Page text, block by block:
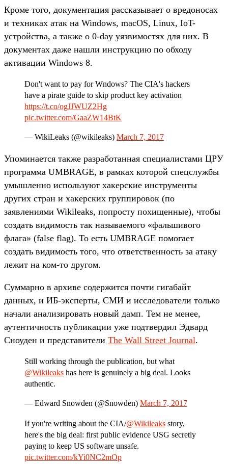
Кроме того, документация рассказывает о вредоносах
и техниках атак на Windows, macOS, Linux, IoT-
устройства, а также о 0-day уязвимостях для них. В
документах даже нашли инструкцию по обходу
активации Windows 8.
Don't want to pay for Wndows? The CIA's hackers
have a pirate guide to skip product key activation
https://t.co/ogJJWUZ2Hg
pic.twitter.com/GaaZW14BtK
— WikiLeaks (@wikileaks) March 7, 2017
Упоминается также разработанная специалистами ЦРУ
программа UMBRAGE, в рамках которой спецслужбы
умышленно используют хакерские инструменты
других стран и хакерских группировок (по
заявлениями Wikileaks, попросту похищенные), чтобы
создать видимость так называемого «фальшивого
флага» (false flag). То есть UMBRAGE помогает
создать видимость того, что ответственность за атаку
лежит на ком-то другом.
Суммарно в архиве содержится почти гигабайт
данных, и ИБ-эксперты, СМИ и исследователи только
начали анализировать новый дамп. Тем не менее,
аутентичность публикации уже подтвердил Эдвард
Сноуден и представители The Wall Street Journal.
Still working through the publication, but what
@Wikileaks has here is genuinely a big deal. Looks
authentic.
— Edward Snowden (@Snowden) March 7, 2017
If you're writing about the CIA/@Wikileaks story,
here's the big deal: first public evidence USG secretly
paying to keep US software unsafe.
pic.twitter.com/kYi0NC2mOp